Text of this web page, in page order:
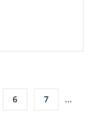
6 7 ...